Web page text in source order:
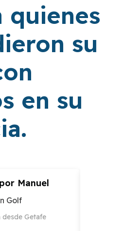
quienes
su
en su
Manuel
Golf
desde Getafe